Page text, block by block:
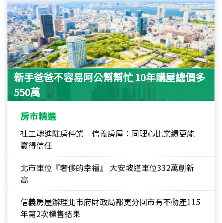
新手爸爸不容易阿公幫幫忙 10年購屋總價多
550萬
房市精選
社工魂進駐房仲業 信義房屋：同理心比業績更能
贏得信任
北市車位『奢侈的幸福』 大安坡道車位332萬創新
高
信義房屋辦理北市府財政局都更分回市有不動產115
年第2次標售結果